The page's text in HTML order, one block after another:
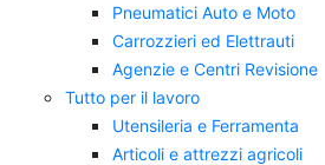
Pneumatici Auto e Moto
Carrozzieri ed Elettrauti
Agenzie e Centri Revisione
Tutto per il lavoro
Utensileria e Ferramenta
Articoli e attrezzi agricoli